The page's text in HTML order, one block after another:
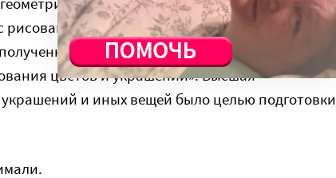
фигур и животных», в котором дети
в «приуготовительном». И, как
цветов и украшений». Высшая –
и иных вещей было целью подготовки